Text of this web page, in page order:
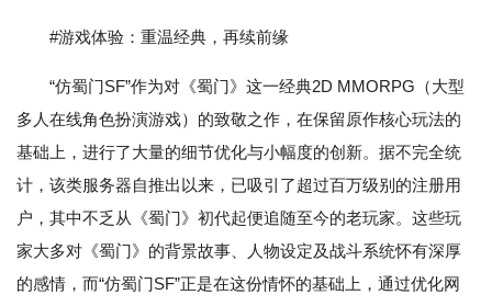
#游戏体验：重温经典，再续前缘
“仿蜀门SF”作为对《蜀门》这一经典2D MMORPG（大型
多人在线角色扮演游戏）的致敬之作，在保留原作核心玩法的
基础上，进行了大量的细节优化与小幅度的创新。据不完全统
计，该类服务器自推出以来，已吸引了超过百万级别的注册用
户，其中不乏从《蜀门》初代起便追随至今的老玩家。这些玩
家大多对《蜀门》的背景故事、人物设定及战斗系统怀有深厚
的感情，而“仿蜀门SF”正是在这份情怀的基础上，通过优化网